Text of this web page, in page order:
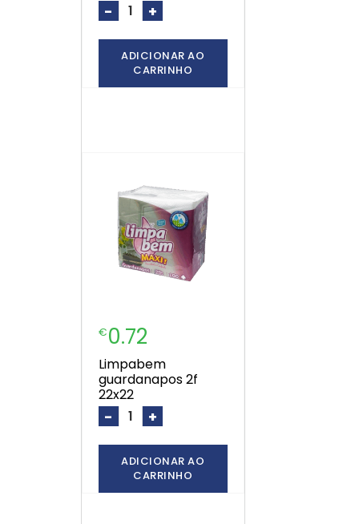
- +
ADICIONAR AO
CARRINHO
€0.72
limpabem
guardanapos 2f
22x22
- +
ADICIONAR AO
CARRINHO